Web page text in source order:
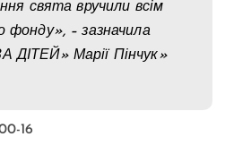
свята вручили всім
фонду», – зазначила
ДІТЕЙ» Марії Пінчук»